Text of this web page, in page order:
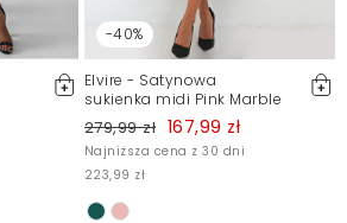
-40%
Elvire - Satynowa
sukienka midi Pink Marble
279,99 zł 167,99 zł
Najniższa cena z 30 dni
223,99 zł